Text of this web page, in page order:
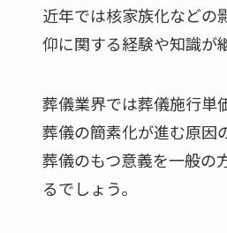
近年では核家族化などの
仰に関する経験や知識が
葬儀業界では葬儀施行単
葬儀の簡素化が進む原因
葬儀のもつ意義を一般の
るでしょう。